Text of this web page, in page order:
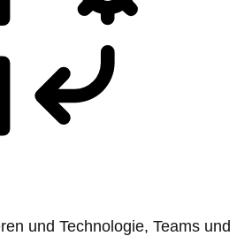
und Technologie, Teams und